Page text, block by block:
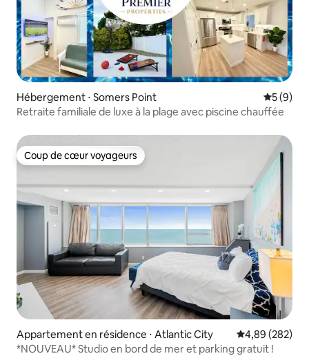
Hébergement ⋅ Somers Point
5 (9)
Retraite familiale de luxe à la plage avec piscine chauffée
Coup de cœur voyageurs
Coup de cœur voyageurs
Appartement en résidence ⋅ Atlantic City Évaluation
4,89 (282)
*NOUVEAU* Studio en bord de mer et parking gratuit !